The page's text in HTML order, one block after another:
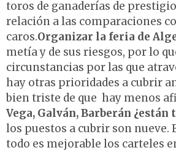
toros de ganaderías de
relación a las comparaciones
caros.Organizar la feria de
metía y de sus riesgos, por lo
circunstancias por las que
hay otras prioridades a cubrir
bien triste de que hay menos
Vega, Galván, Barberán ¿están
los puestos a cubrir son nueve.
todo es mejorable los carteles